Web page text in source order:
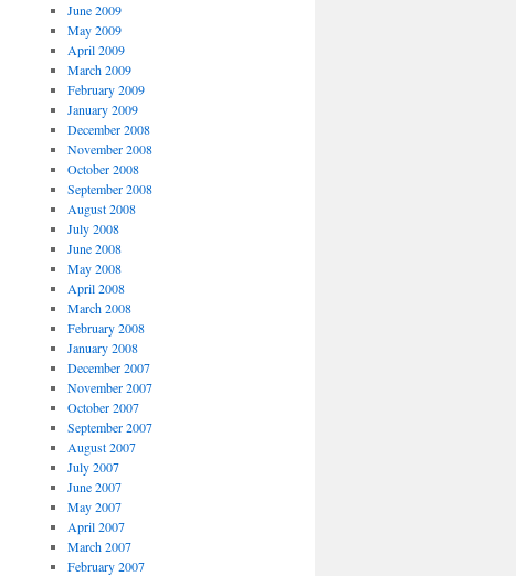
June 2009
May 2009
April 2009
March 2009
February 2009
January 2009
December 2008
November 2008
October 2008
September 2008
August 2008
July 2008
June 2008
May 2008
April 2008
March 2008
February 2008
January 2008
December 2007
November 2007
October 2007
September 2007
August 2007
July 2007
June 2007
May 2007
April 2007
March 2007
February 2007